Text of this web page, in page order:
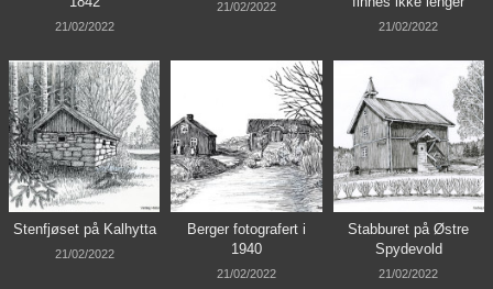
21/02/2022
21/02/2022
21/02/2022
Stenfjøset på Kalhytta
21/02/2022
Berger fotografert i
1940
21/02/2022
Stabburet på Østre
Spydevold
21/02/2022